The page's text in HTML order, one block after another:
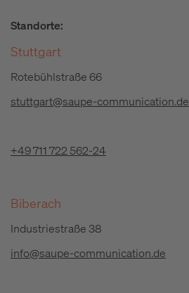
Standorte:
Stuttgart
Rotebühlstraße 66
stuttgart@saupe-communication.de
+49 711 722 562-24
Biberach
Industriestraße 38
info@saupe-communication.de